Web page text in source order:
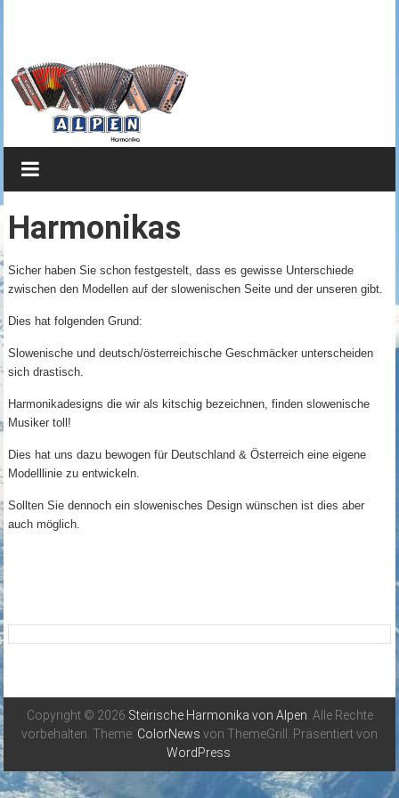
Harmonika
von
Alpen
Brillianter
Klang
kombiniert
mit
Design
Harmonikas
Sicher haben Sie schon festgestelt, dass es gewisse Unterschiede
zwischen den Modellen auf der slowenischen Seite und der unseren gibt.
Dies hat folgenden Grund:
Slowenische und deutsch/österreichische Geschmäcker unterscheiden
sich drastisch.
Harmonikadesigns die wir als kitschig bezeichnen, finden slowenische
Musiker toll!
Dies hat uns dazu bewogen für Deutschland & Österreich eine eigene
Modelllinie zu entwickeln.
Sollten Sie dennoch ein slowenisches Design wünschen ist dies aber
auch möglich.
Copyright © 2026 Steirische Harmonika von Alpen. Alle Rechte
vorbehalten. Theme: ColorNews von ThemeGrill. Präsentiert von
WordPress.